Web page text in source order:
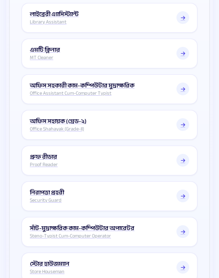
লাইব্রেরী এ্যাসিস্ট্যান্ট
Library Assistant
এমটি ক্লিনার
MT Cleaner
অফিস সহকারী কাম-কম্পিউটার মুদ্রাক্ষরিক
Office Assistant Cum-Computer Typist
অফিস সহায়ক (গ্রেড-২)
Office Shahayak (Grade-II)
প্রুফ রীডার
Proof Reader
নিরাপত্তা প্রহরী
Security Guard
সাঁট-মুদ্রাক্ষরিক কাম-কম্পিউটার অপারেটর
Steno-Typist Cum-Computer Operator
স্টোর হাউজম্যান
Store Houseman